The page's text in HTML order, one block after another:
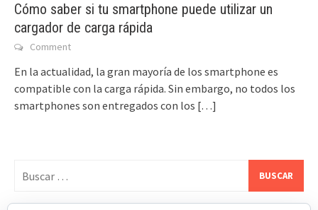
Cómo saber si tu smartphone puede utilizar un
cargador de carga rápida
Comment
En la actualidad, la gran mayoría de los smartphone es
compatible con la carga rápida. Sin embargo, no todos los
smartphones son entregados con los […]